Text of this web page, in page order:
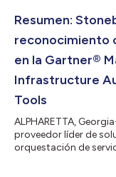
Resumen:
reconocimiento
en la Gartner®
Infrastructure
Tools
ALPHARETTA,
proveedor líder de
orquestación de